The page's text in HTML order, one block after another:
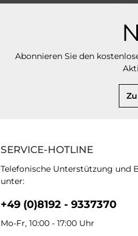
Abonnieren Sie den
SERVICE-HOTLINE
Telefonische Unterstützung und
unter:
+49 (0)8192 - 9337370
Mo-Fr, 10:00 - 17:00 Uhr